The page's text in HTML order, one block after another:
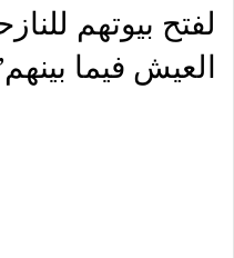
لفتح بيوتهم
العيش فيما